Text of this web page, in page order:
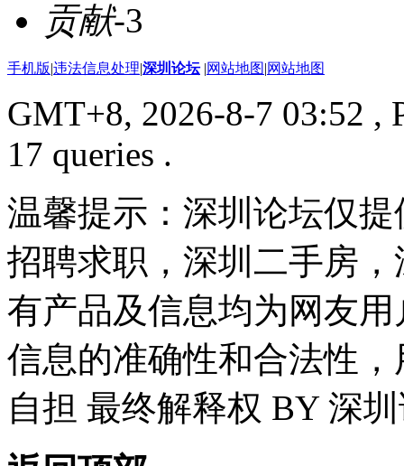
贡献-3
手机版|违法信息处理|深圳论坛 |网站地图|网站地图
GMT+8, 2026-8-7 03:52 ,
17 queries .
温馨提示：深圳论坛仅
招聘求职，深圳二手房
有产品及信息均为网友
信息的准确性和合法性
自担 最终解释权 BY 深